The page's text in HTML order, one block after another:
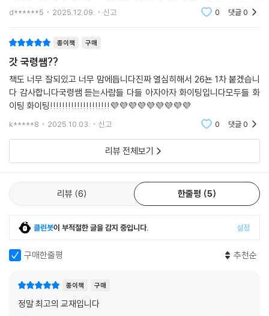
지문들마다 밑줄듀 있어 공부하기 좋아요
d******5 2025.12.09. 신고 0 댓글0
종이책 구매
갓 국령쌤??
책도 너무 잘되있고 너무 맘에듭니다진짜 열심히해서 26뇬 1차 붙겠습니
다 감사합니다국령쌤 듣는사람들 다들 아자아자 화이팅입니다모두들 화
이팅 화이팅!!!!!!!!!!!!!!!!!!!!💜💜💜💜💜💜💜💜💜
k*****8 2025.10.03. 신고 0 댓글0
리뷰 전체보기
리뷰 6 한줄평 5
클린봇이 부적절한 글을 감지 중입니다. 설정
구매한줄평 추천순
종이책 구매
정말 최고의 교재입니다